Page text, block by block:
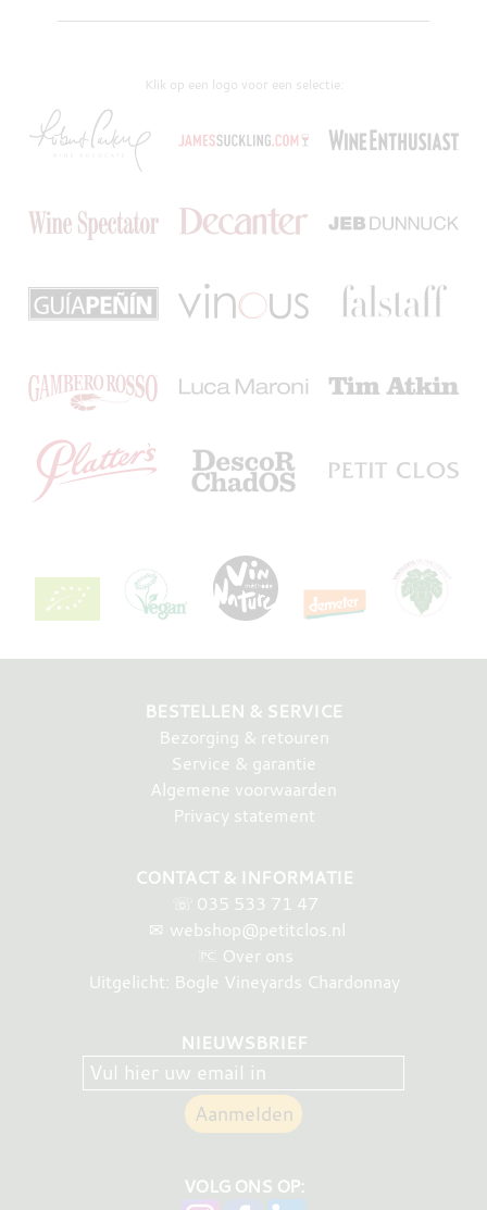
Klik op een logo voor een selectie:
BESTELLEN & SERVICE
Bezorging & retouren
Service & garantie
Algemene voorwaarden
Privacy statement
CONTACT & INFORMATIE
☏ 035 533 71 47
✉ webshop@petitclos.nl
Over ons
Uitgelicht: Bogle Vineyards Chardonnay
NIEUWSBRIEF
VOLG ONS OP: